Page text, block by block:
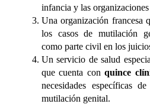
infancia y las
Una organización francesa
los casos de mutilación
como parte civil en los
Un servicio de salud
que cuenta conquince
necesidades específicas
mutilación genital.